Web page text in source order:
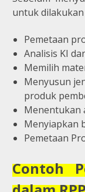
untuk
Pemetaan
Analisis KI
Memilih
Menyusun
produk
Menentukan
Menyiapkan
Pemetaan
Contoh